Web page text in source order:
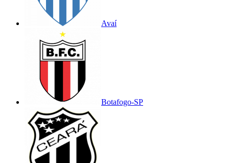
Avaí
Botafogo-SP